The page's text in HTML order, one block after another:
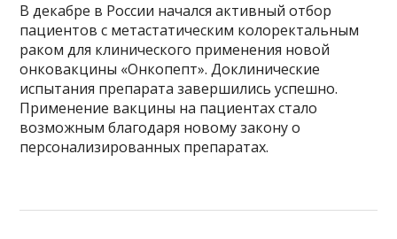
В декабре в России начался активный отбор
пациентов с метастатическим колоректальным
раком для клинического применения новой
онковакцины «Онкопепт». Доклинические
испытания препарата завершились успешно.
Применение вакцины на пациентах стало
возможным благодаря новому закону о
персонализированных препаратах.